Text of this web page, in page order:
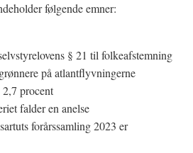
følgende emner:
§ 21 til folkeafstemning
på atlantflyvningerne
2,7 procent
falder en anelse
forårssamling 2023 er